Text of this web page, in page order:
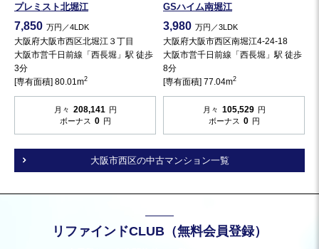
プレミスト北堀江
7,850 万円／4LDK
大阪府大阪市西区北堀江３丁目
大阪市営千日前線「西長堀」駅 徒歩
3分
[専有面積] 80.01m2
月々 208,141 円
ボーナス 0 円
GSハイム南堀江
3,980 万円／3LDK
大阪府大阪市西区南堀江4-24-18
大阪市営千日前線「西長堀」駅 徒歩
8分
[専有面積] 77.04m2
月々 105,529 円
ボーナス 0 円
大阪市西区の中古マンション一覧
リファインドCLUB（無料会員登録）